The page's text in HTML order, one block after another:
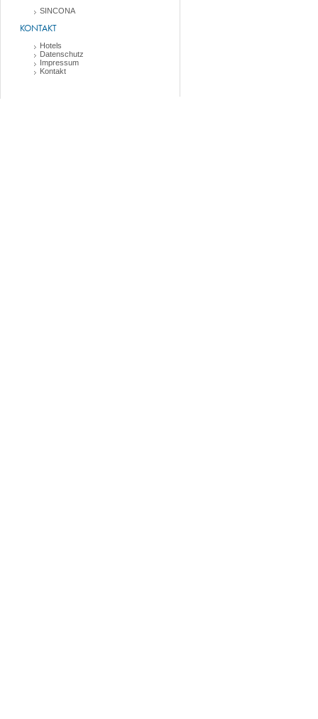
SINCONA
KONTAKT
Hotels
Datenschutz
Impressum
Kontakt